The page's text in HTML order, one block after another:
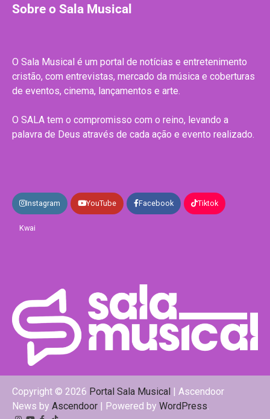
Sobre o Sala Musical
O Sala Musical é um portal de notícias e entretenimento
cristão, com entrevistas, mercado da música e coberturas
de eventos, cinema, lançamentos e arte.
O SALA tem o compromisso com o reino, levando a
palavra de Deus através de cada ação e evento realizado.
Instagram YouTube Facebook Tiktok
Kwai
Copyright © 2026 Portal Sala Musical
| Ascendoor
News by Ascendoor | Powered by WordPress.